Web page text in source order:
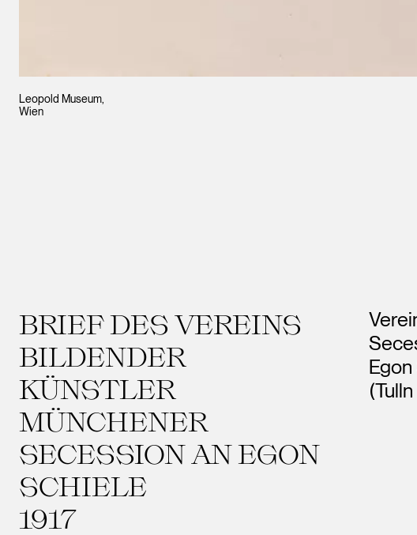
Leopold Museum,
Wien
BRIEF DES VEREINS
BILDENDER
KÜNSTLER
MÜNCHENER
SECESSION AN EGON
SCHIELE
1917